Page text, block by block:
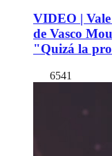
VIDEO |
de Vasco
"Quizá la
6541